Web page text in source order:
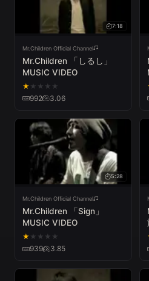
7:18
Mr.Children Official Channel
Mr.Children 「しるし」
MUSIC VIDEO
★ ★ ★ ★ ★
992 3.06
5:28
Mr.Children Official Channel
Mr.Children 「Sign」
MUSIC VIDEO
★ ★ ★ ★ ★
939 3.85